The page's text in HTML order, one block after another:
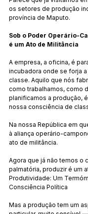
os setores de produção
província de Maputo.
Sob o Poder Operário-
é um Ato de Militância
A empresa, a oficina, é
incubadora onde se forja
classe. Aquilo que nós
como trabalhamos, como
planificamos a produção,
nossa consciência de
Na nossa República em
à aliança operário-
ato de militância.
Agora que já não temos o
palmatória, produzir é um
Produtividade: Um
Consciência Política
Mas a produção tem um